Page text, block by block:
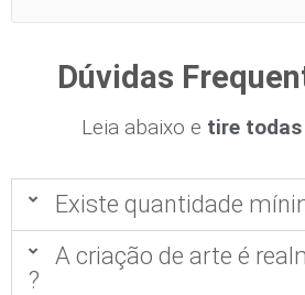
Dúvidas
Leia abaixo e tire
Existe quantidade
A criação de arte é
?